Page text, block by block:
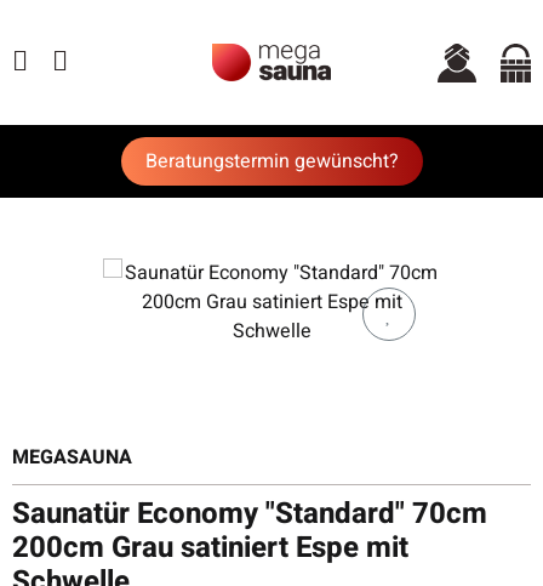
Beratungstermin gewünscht?
MEGASAUNA
Saunatür Economy "Standard" 70cm
200cm Grau satiniert Espe mit